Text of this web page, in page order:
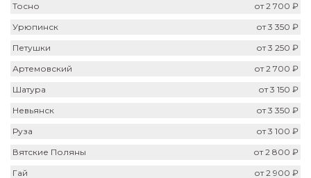
Тосно
от 2 700 ₽
Урюпинск
от 3 350 ₽
Петушки
от 3 250 ₽
Артемовский
от 2 700 ₽
Шатура
от 3 150 ₽
Невьянск
от 3 350 ₽
Руза
от 3 100 ₽
Вятские Поляны
от 2 800 ₽
Гай
от 2 900 ₽